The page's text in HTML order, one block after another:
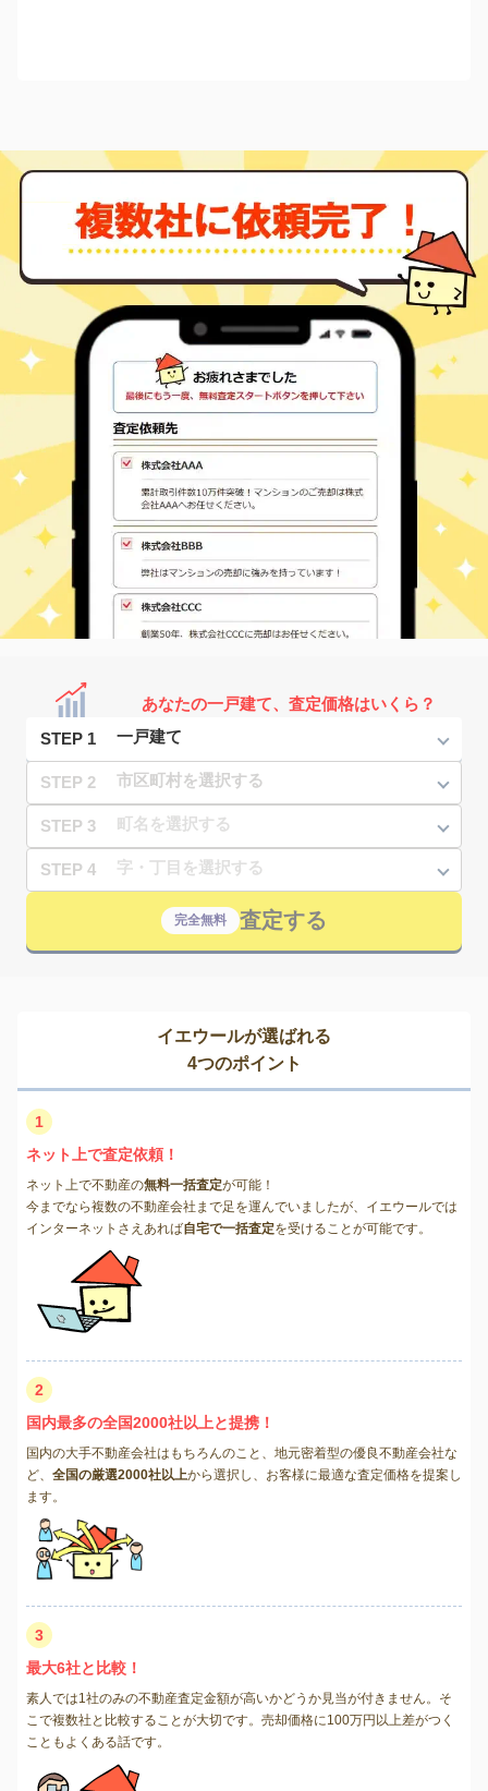
あなたの一戸建て、査定価格はいくら？
STEP 1
STEP 2
STEP 3
STEP 4
完全無料 査定する
イエウールが選ばれる
4つのポイント
1
ネット上で査定依頼！
ネット上で不動産の無料一括査定が可能！
今までなら複数の不動産会社まで足を運んでいましたが、イエウールでは
インターネットさえあれば自宅で一括査定を受けることが可能です。
2
国内最多の全国2000社以上と提携！
国内の大手不動産会社はもちろんのこと、地元密着型の優良不動産会社な
ど、 全国の厳選2000社以上から選択し、お客様に最適な査定価格を提案し
ます。
3
最大6社と比較！
素人では1社のみの不動産査定金額が高いかどうか見当が付きません。そ
こで複数社と比較することが大切です。売却価格に100万円以上差がつく
こともよくある話です。